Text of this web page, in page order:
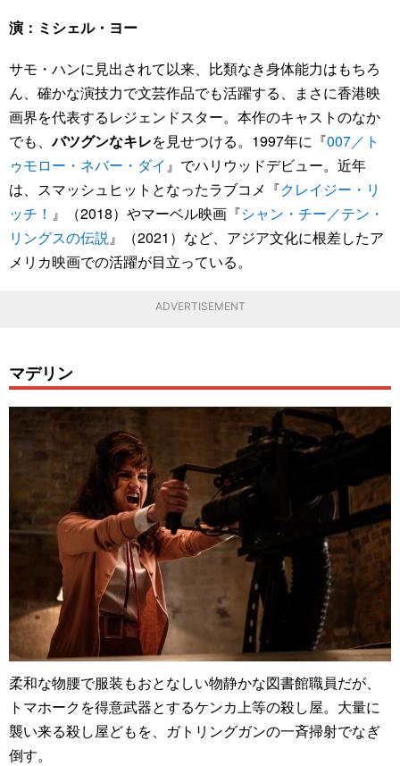
演：ミシェル・ヨー
サモ・ハンに見出されて以来、比類なき身体能力はもちろ
ん、確かな演技力で文芸作品でも活躍する、まさに香港映
画界を代表するレジェンドスター。本作のキャストのなか
でも、バツグンなキレを見せつける。1997年に『007／ト
ゥモロー・ネバー・ダイ 』でハリウッドデビュー。近年
は、スマッシュヒットとなったラブコメ『クレイジー・リ
ッチ！ 』（2018）やマーベル映画『シャン・チー／テン・
リングスの伝説』（2021）など、アジア文化に根差したア
メリカ映画での活躍が目立っている。
ADVERTISEMENT
マデリン
柔和な物腰で服装もおとなしい物静かな図書館職員だが、
トマホークを得意武器とするケンカ上等の殺し屋。大量に
襲い来る殺し屋どもを、ガトリングガンの一斉掃射でなぎ
倒す。